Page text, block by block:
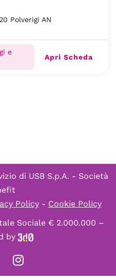
Polverigi AN
e
Apri Scheda
di USB S.p.A. - Società
Policy- Cookie Policy
Sociale € 2.000.000 –
by